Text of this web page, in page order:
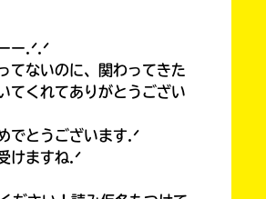
ー.ᐟ.ᐟ
てないのに、関わってきた
てくれてありがとうござい
でとうございます.ᐟ
けますね.ᐟ